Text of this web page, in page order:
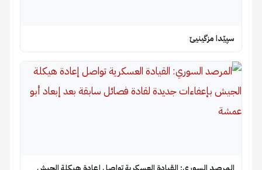
سپێدا مزگینیێ